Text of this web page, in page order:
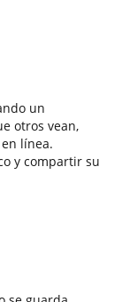
un
otros vean,
línea.
y compartir su